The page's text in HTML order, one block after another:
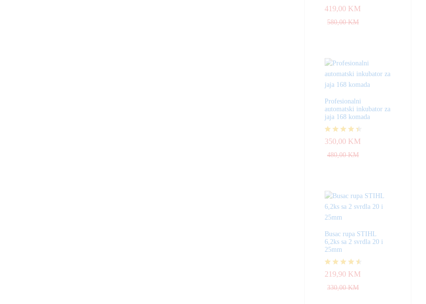
Ocjenjeno
419,00 KM
580,00KM
Profesionalni
automatski inkubator za
jaja 168 komada
Ocjenjeno
350,00 KM
480,00KM
Busac rupa STIHL
6,2ks sa 2 svrdla 20 i
25mm
Ocjenjeno
219,90 KM
330,00KM